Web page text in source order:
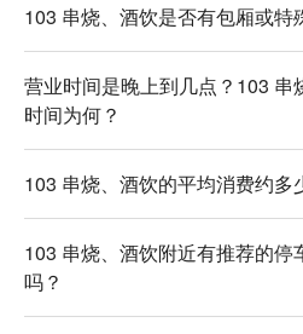
103 串烧、酒饮是否有包厢或特
营业时间是晚上到几点？103 串
时间为何？
103 串烧、酒饮的平均消费约多
103 串烧、酒饮附近有推荐的停
吗？